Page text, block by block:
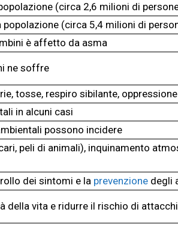
(circa 2,6 milioni di
popolazione (circa 5,4 milioni di
è affetto da asma
ne soffre
tosse, respiro sibilante,
in alcuni casi
possono incidere
peli di animali), inquinamento
dei sintomi e la prevenzione degli
della vita e ridurre il rischio di